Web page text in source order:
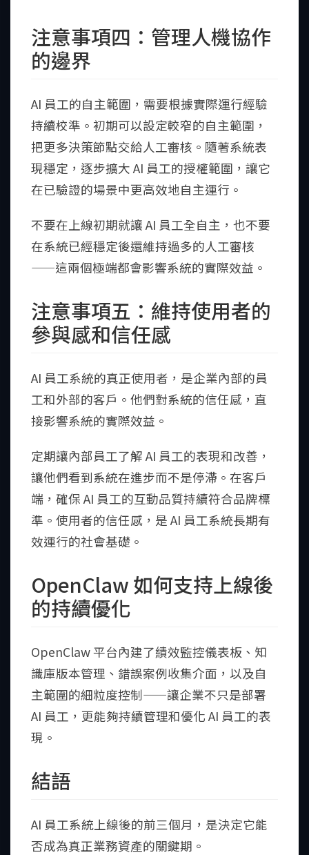
注意事項四：管理人機協作
的邊界
AI 員工的自主範圍，需要根據實際運行經驗
持續校準。初期可以設定較窄的自主範圍，
把更多決策節點交給人工審核。隨著系統表
現穩定，逐步擴大 AI 員工的授權範圍，讓它
在已驗證的場景中更高效地自主運行。
不要在上線初期就讓 AI 員工全自主，也不要
在系統已經穩定後還維持過多的人工審核
——這兩個極端都會影響系統的實際效益。
注意事項五：維持使用者的
參與感和信任感
AI 員工系統的真正使用者，是企業內部的員
工和外部的客戶。他們對系統的信任感，直
接影響系統的實際效益。
定期讓內部員工了解 AI 員工的表現和改善，
讓他們看到系統在進步而不是停滯。在客戶
端，確保 AI 員工的互動品質持續符合品牌標
準。使用者的信任感，是 AI 員工系統長期有
效運行的社會基礎。
OpenClaw 如何支持上線後
的持續優化
OpenClaw 平台內建了績效監控儀表板、知
識庫版本管理、錯誤案例收集介面，以及自
主範圍的細粒度控制——讓企業不只是部署
AI 員工，更能夠持續管理和優化 AI 員工的表
現。
結語
AI 員工系統上線後的前三個月，是決定它能
否成為真正業務資產的關鍵期。